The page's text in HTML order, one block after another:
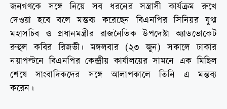
জনগণকে সঙ্গে নিয়ে সব ধরনের সন্ত্রাসী কার্যক্রম রুখে
দেওয়া হবে বলে মন্তব্য করেছেন বিএনপির সিনিয়র যুগ্ম
মহাসচিব ও প্রধানমন্ত্রীর রাজনৈতিক উপদেষ্টা অ্যাডভোকেট
রুহুল কবির রিজভী। মঙ্গলবার (২৩ জুন) সকালে ঢাকার
নয়াপল্টনে বিএনপির কেন্দ্রীয় কার্যালয়ের সামনে এক মিছিল
শেষে সাংবাদিকদের সঙ্গে আলাপকালে তিনি এ মন্তব্য
করেন।